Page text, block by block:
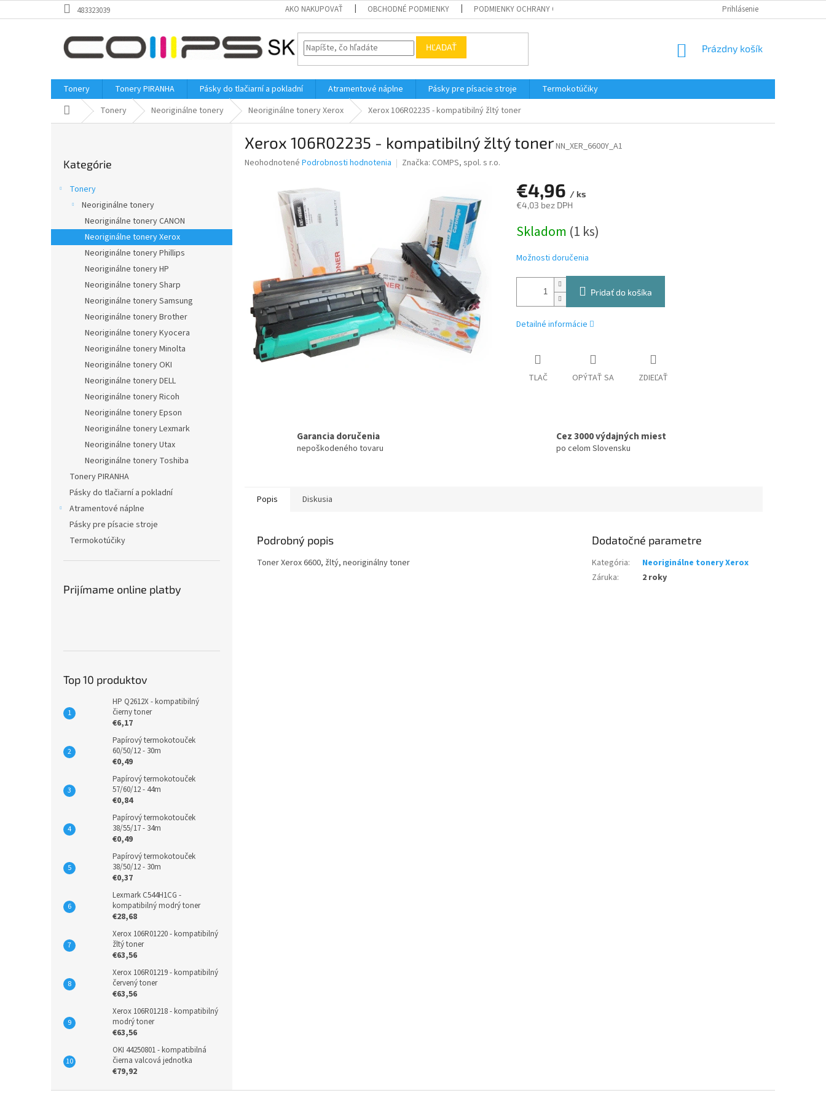
na
483323039 AKO NAKUPOVAŤ OBCHODNÉ PODMIENKY PODMIENKY OCHRANY OSOBNÝCH ÚDAJOV KONTAKTY
Prihlásenie
HĽADAŤ
NÁKUPNÝ
Prázdny košík
Tonery Tonery PIRANHA Pásky do tlačiarní a pokladní Atramentové náplne Pásky pre písacie stroje
Termokotúčiky
Domov Tonery Neoriginálne tonery Neoriginálne tonery Xerox Xerox 106R02235 - kompatibilný žltý toner
kategórie
Kategórie
Tonery
Neoriginálne tonery
Neoriginálne tonery CANON
Neoriginálne tonery Xerox
Neoriginálne tonery Phillips
Neoriginálne tonery HP
Neoriginálne tonery Sharp
Neoriginálne tonery Samsung
Neoriginálne tonery Brother
Neoriginálne tonery Kyocera
Neoriginálne tonery Minolta
Neoriginálne tonery OKI
Neoriginálne tonery DELL
Neoriginálne tonery Ricoh
Neoriginálne tonery Epson
Neoriginálne tonery Lexmark
Neoriginálne tonery Utax
Neoriginálne tonery Toshiba
Tonery PIRANHA
Pásky do tlačiarní a pokladní
Atramentové náplne
Pásky pre písacie stroje
Termokotúčiky
Prijímame online platby
Top 10 produktov
HP Q2612X - kompatibilný
čierny toner
€6,17
Papírový termokotouček
60/50/12 - 30m
€0,49
Papírový termokotouček
57/60/12 - 44m
€0,84
Papírový termokotouček
38/55/17 - 34m
€0,49
Papírový termokotouček
38/50/12 - 30m
€0,37
Lexmark C544H1CG -
kompatibilný modrý toner
€28,68
Xerox 106R01220 - kompatibilný
žltý toner
€63,56
Xerox 106R01219 - kompatibilný
červený toner
€63,56
Xerox 106R01218 - kompatibilný
modrý toner
€63,56
OKI 44250801 - kompatibilná
čierna valcová jednotka
€79,92
Xerox 106R02235 - kompatibilný žltý tonerNN_XER_6600Y_A1
Priemerné
hviezdičiek.
Neohodnotené Podrobnosti hodnotenia Značka: COMPS, spol. s r.o.
€4,96 / ks
€4,03 bez DPH
cena:
Skladom (1 ks)
Možnosti doručenia
Pridať do košíka
Detailné informácie
TLAČ OPÝTAŤ SA ZDIEĽAŤ
Garancia doručenia
nepoškodeného tovaru
Cez 3000 výdajných miest
po celom Slovensku
Popis Diskusia
Podrobný popis
Toner Xerox 6600, žltý, neoriginálny toner
Dodatočné parametre
Kategória:
Neoriginálne tonery Xerox
Záruka: 2 roky